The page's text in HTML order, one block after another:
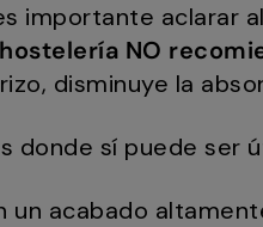
importante aclarar
NO
disminuye la
donde sí puede ser
un acabado